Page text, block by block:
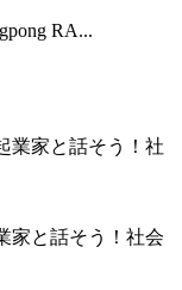
RA...
家と話そう！社会